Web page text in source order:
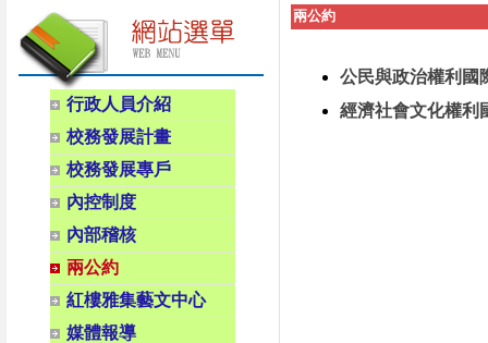
行政人員介紹
校務發展計畫
校務發展專戶
內控制度
內部稽核
兩公約
紅樓雅集藝文中心
媒體報導
兩公約
公民與政治權利國
經濟社會文化權利